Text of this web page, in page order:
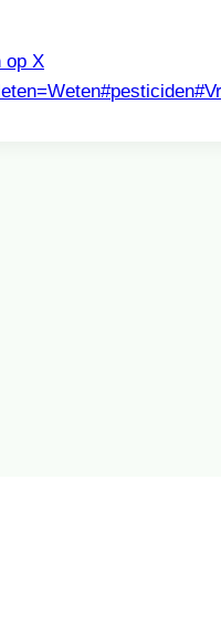
op X
#pesticiden#